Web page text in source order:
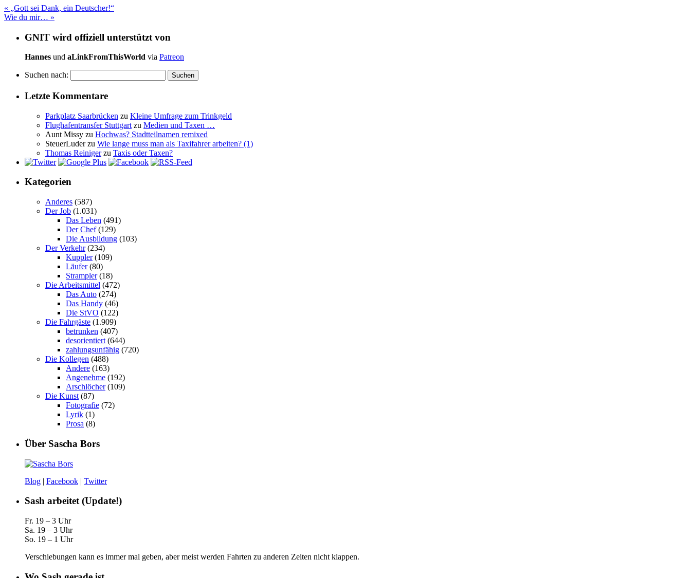
« „Gott sei Dank, ein Deutscher!“
Wie du mir… »
GNIT wird offiziell unterstützt von
Hannes und aLinkFromThisWorld via Patreon
Suchen nach:
Letzte Kommentare
Parkplatz Saarbrücken zu Kleine Umfrage zum Trinkgeld
Flughafentransfer Stuttgart zu Medien und Taxen …
Aunt Missy zu Hochwas? Stadtteilnamen remixed
SteuerLuderzu Wie lange muss man als Taxifahrer arbeiten? (1)
Thomas Reinigerzu Taxis oder Taxen?
Kategorien
Anderes (587)
Der Job (1.031)
Das Leben (491)
Der Chef(129)
Die Ausbildung (103)
Der Verkehr(234)
Kuppler(109)
Läufer(80)
Strampler(18)
Die Arbeitsmittel (472)
Das Auto (274)
Das Handy (46)
Die StVO (122)
Die Fahrgäste (1.909)
betrunken (407)
desorientiert (644)
zahlungsunfähig (720)
Die Kollegen (488)
Andere (163)
Angenehme (192)
Arschlöcher(109)
Die Kunst (87)
Fotografie (72)
Lyrik (1)
Prosa (8)
Über Sascha Bors
Blog | Facebook | Twitter
Sash arbeitet (Update!)
Fr. 19 – 3 Uhr
Sa. 19 – 3 Uhr
So. 19 – 1 Uhr
Verschiebungen kann es immer mal geben, aber meist werden Fahrten zu anderen Zeiten nicht klappen.